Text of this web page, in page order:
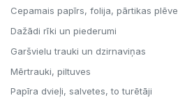
Cepamais papīrs, folija, pārtikas plēve
Dažādi rīki un piederumi
Garšvielu trauki un dzirnaviņas
Mērtrauki, piltuves
Papīra dvieļi, salvetes, to turētāji